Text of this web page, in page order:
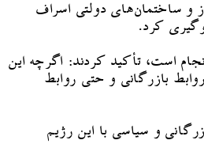
و ساختمان‌های دولتی اسراف
کرد.
است، تأکید کردند: اگرچه این
بازرگانی و حتی روابط
و سیاسی با این رژیم